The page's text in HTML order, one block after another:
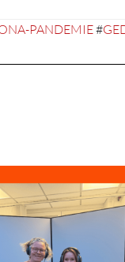
PANDEMIE#